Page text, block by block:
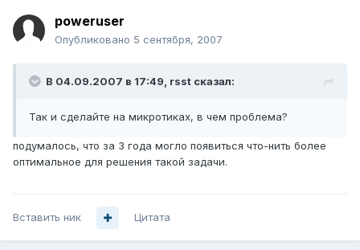
poweruser
Опубликовано 5 сентября, 2007
В 04.09.2007 в 17:49, rsst сказал:
Так и сделайте на микротиках, в чем проблема?
подумалось, что за 3 года могло появиться что-нить более
оптимальное для решения такой задачи.
Вставить ник Цитата